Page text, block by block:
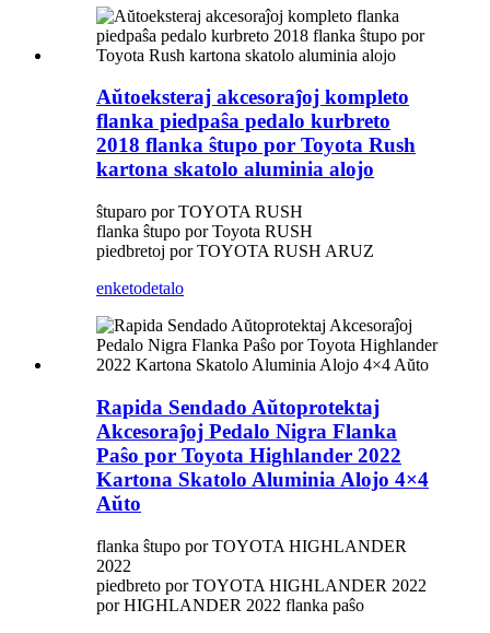
Aŭtoeksteraj akcesoraĵoj kompleto
flanka piedpaŝa pedalo kurbreto
2018 flanka ŝtupo por Toyota Rush
kartona skatolo aluminia alojo
ŝtuparo por TOYOTA RUSH
flanka ŝtupo por Toyota RUSH
piedbretoj por TOYOTA RUSH ARUZ
enketodetalo
Rapida Sendado Aŭtoprotektaj
Akcesoraĵoj Pedalo Nigra Flanka
Paŝo por Toyota Highlander 2022
Kartona Skatolo Aluminia Alojo 4×4
Aŭto
flanka ŝtupo por TOYOTA HIGHLANDER
2022
piedbreto por TOYOTA HIGHLANDER 2022
por HIGHLANDER 2022 flanka paŝo